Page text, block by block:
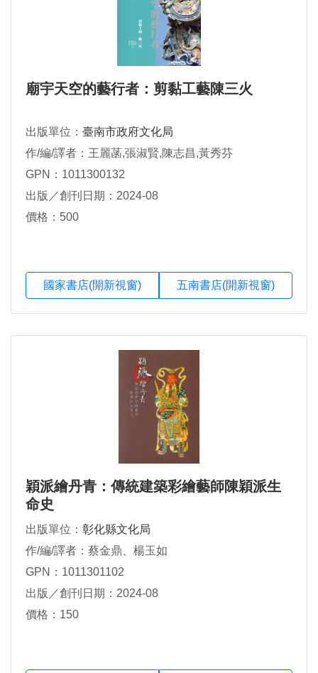
廟宇天空的藝行者：剪黏工藝陳三火
出版單位： 臺南市政府文化局
作/編/譯者：王麗菡,張淑賢,陳志昌,黃秀芬
GPN：1011300132
出版／創刊日期：2024-08
價格：500
國家書店(開新視窗) 五南書店(開新視窗)
穎派繪丹青：傳統建築彩繪藝師陳穎派生
命史
出版單位： 彰化縣文化局
作/編/譯者：蔡金鼎、楊玉如
GPN：1011301102
出版／創刊日期：2024-08
價格：150